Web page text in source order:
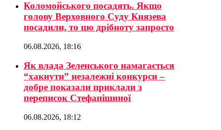
Коломойського посадять. Якщо
голову Верховного Суду Князева
посадили, то цю дрібноту запросто
06.08.2026, 18:16
Як влада Зеленського намагається
“хакнути” незалежні конкурси –
добре показали приклади з
переписок Стефанішиної
06.08.2026, 18:12